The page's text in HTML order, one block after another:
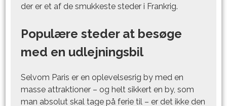
der er et af de smukkeste steder i Frankrig.
Populære steder at besøge
med en udlejningsbil
Selvom Paris er en oplevelsesrig by med en
masse attraktioner – og helt sikkert en by, som
man absolut skal tage på ferie til – er det ikke den